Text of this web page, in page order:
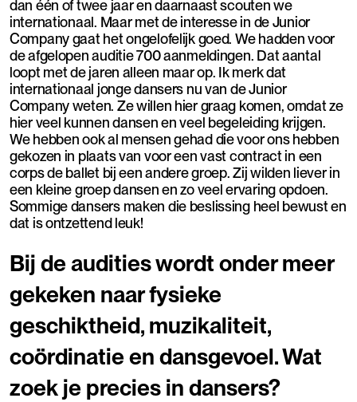
dan één of twee jaar en daarnaast scouten we
internationaal. Maar met de interesse in de Junior
Company gaat het ongelofelijk goed. We hadden voor
de afgelopen auditie 700 aanmeldingen. Dat aantal
loopt met de jaren alleen maar op. Ik merk dat
internationaal jonge dansers nu van de Junior
Company weten. Ze willen hier graag komen, omdat ze
hier veel kunnen dansen en veel begeleiding krijgen.
We hebben ook al mensen gehad die voor ons hebben
gekozen in plaats van voor een vast contract in een
corps de ballet bij een andere groep. Zij wilden liever in
een kleine groep dansen en zo veel ervaring opdoen.
Sommige dansers maken die beslissing heel bewust en
dat is ontzettend leuk!
Bij de audities wordt onder meer
gekeken naar fysieke
geschiktheid, muzikaliteit,
coördinatie en dansgevoel. Wat
zoek je precies in dansers?